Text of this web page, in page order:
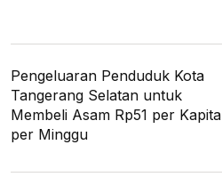
Pengeluaran Penduduk Kota
Tangerang Selatan untuk
Membeli Asam Rp51 per Kapita
per Minggu